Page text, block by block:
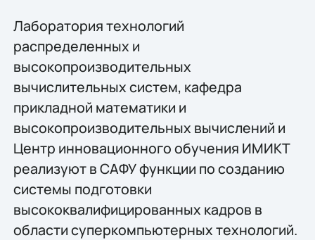
Лаборатория технологий
распределенных и
высокопроизводительных
вычислительных систем, кафедра
прикладной математики и
высокопроизводительных вычислений и
Центр инновационного обучения ИМИКТ
реализуют в САФУ функции по созданию
системы подготовки
высококвалифицированных кадров в
области суперкомпьютерных технологий.